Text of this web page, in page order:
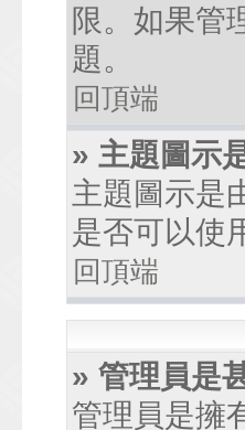
限。如果管
題。
回頂端
» 主題圖示
主題圖示是
是否可以使
回頂端
» 管理員是
管理員是擁